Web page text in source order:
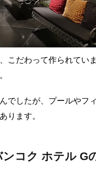
こだわって作られてい
でしたが、プールやフ
ります。
コク ホテル G